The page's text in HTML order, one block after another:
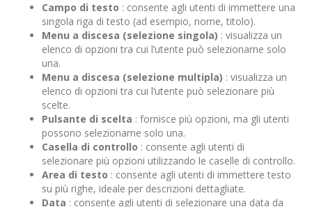
Campo di testo : consente agli utenti di immettere una
singola riga di testo (ad esempio, nome, titolo).
Menu a discesa (selezione singola) : visualizza un
elenco di opzioni tra cui l’utente può selezionarne solo
una.
Menu a discesa (selezione multipla) : visualizza un
elenco di opzioni tra cui l’utente può selezionare più
scelte.
Pulsante di scelta : fornisce più opzioni, ma gli utenti
possono selezionarne solo una.
Casella di controllo : consente agli utenti di
selezionare più opzioni utilizzando le caselle di controllo.
Area di testo : consente agli utenti di immettere testo
su più righe, ideale per descrizioni dettagliate.
Data : consente agli utenti di selezionare una data da